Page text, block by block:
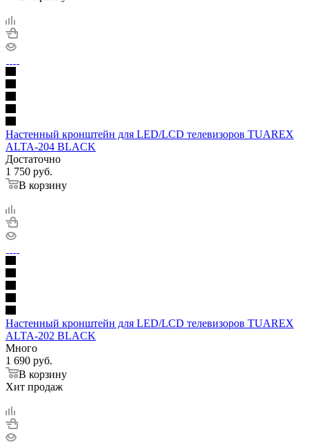
Настенный кронштейн для LED/LCD телевизоров TUAREX
ALTA-204 BLACK
Достаточно
1 750 руб.
В корзину
Настенный кронштейн для LED/LCD телевизоров TUAREX
ALTA-202 BLACK
Много
1 690 руб.
В корзину
Хит продаж